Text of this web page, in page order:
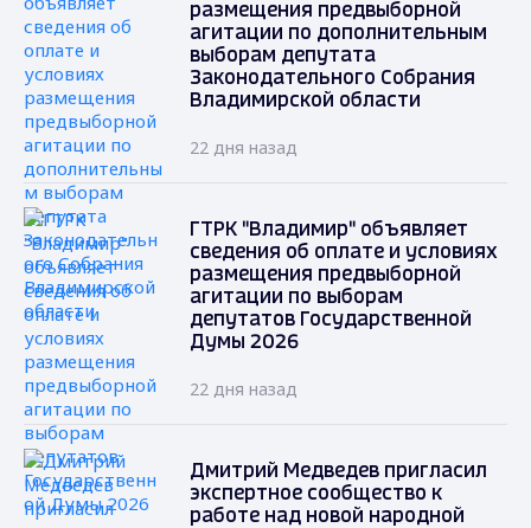
размещения предвыборной
агитации по дополнительным
выборам депутата
Законодательного Собрания
Владимирской области
22 дня назад
ГТРК "Владимир" объявляет
сведения об оплате и условиях
размещения предвыборной
агитации по выборам
депутатов Государственной
Думы 2026
22 дня назад
Дмитрий Медведев пригласил
экспертное сообщество к
работе над новой народной